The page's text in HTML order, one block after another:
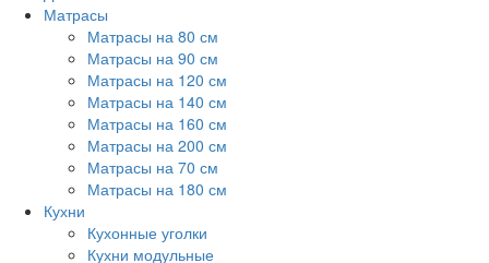
Матрасы
Матрасы на 80 см
Матрасы на 90 см
Матрасы на 120 см
Матрасы на 140 см
Матрасы на 160 см
Матрасы на 200 см
Матрасы на 70 см
Матрасы на 180 см
Кухни
Кухонные уголки
Кухни модульные